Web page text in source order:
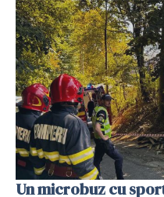
Un microbuz cu